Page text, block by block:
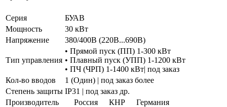
Серия
БУАВ
Мощность
30 кВт
Напряжение
380/400В (220В...690В)
Тип управления
• Прямой пуск (ПП) 1-300 кВт
• Плавный пуск (УПП) 1-1200 кВт
• ПЧ (ЧРП) 1-1400 кВт| под заказ
Кол-во вводов
1 (Один) | под заказ более
Степень защиты IP31 | под заказ др.
Производитель
Россия КНР
Германия